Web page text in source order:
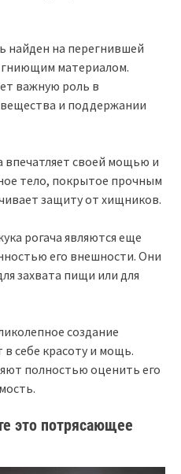
найден на перегнившей
гниющим материалом.
важную роль в
и поддержании
впечатляет своей мощью и
тело, покрытое прочным
защиту от хищников.
рогача являются еще
его внешности. Они
захвата пищи или для
создание
себе красоту и мощь.
полностью оценить его
это потрясающее